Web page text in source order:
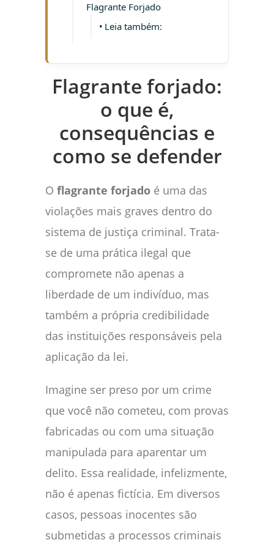
Flagrante Forjado
Leia também:
Flagrante forjado:
o que é,
consequências e
como se defender
O flagrante forjado é uma das
violações mais graves dentro do
sistema de justiça criminal. Trata-
se de uma prática ilegal que
compromete não apenas a
liberdade de um indivíduo, mas
também a própria credibilidade
das instituições responsáveis pela
aplicação da lei.
Imagine ser preso por um crime
que você não cometeu, com provas
fabricadas ou com uma situação
manipulada para aparentar um
delito. Essa realidade, infelizmente,
não é apenas fictícia. Em diversos
casos, pessoas inocentes são
submetidas a processos criminais